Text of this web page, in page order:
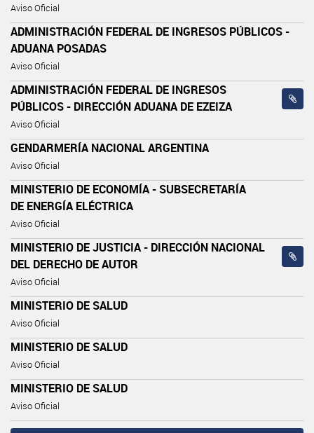
Aviso Oficial
ADMINISTRACIÓN FEDERAL DE INGRESOS PÚBLICOS -
ADUANA POSADAS
Aviso Oficial
ADMINISTRACIÓN FEDERAL DE INGRESOS
PÚBLICOS - DIRECCIÓN ADUANA DE EZEIZA
Aviso Oficial
GENDARMERÍA NACIONAL ARGENTINA
Aviso Oficial
MINISTERIO DE ECONOMÍA - SUBSECRETARÍA
DE ENERGÍA ELÉCTRICA
Aviso Oficial
MINISTERIO DE JUSTICIA - DIRECCIÓN NACIONAL
DEL DERECHO DE AUTOR
Aviso Oficial
MINISTERIO DE SALUD
Aviso Oficial
MINISTERIO DE SALUD
Aviso Oficial
MINISTERIO DE SALUD
Aviso Oficial